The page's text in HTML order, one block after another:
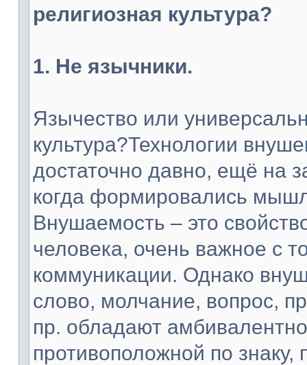
религиозная культура?
1. Не язычники.
Язычество или
культура?Технологии
достаточно давно, ещё на
когда формировались
Внушаемость – это
человека, очень важное с
коммуникации. Однако
слово, молчание, вопрос,
пр. обладают
противоположной по